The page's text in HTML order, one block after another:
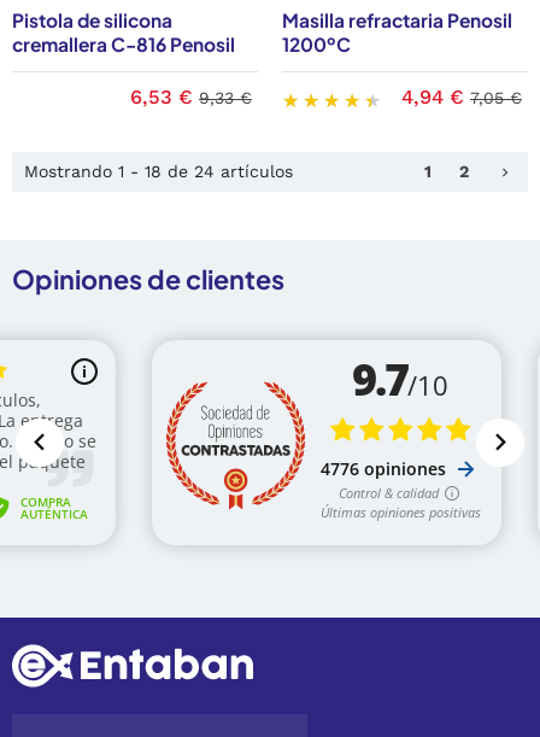
Pistola de silicona
cremallera C-816 Penosil
6,53 € 9,33 €
Masilla refractaria Penosil
1200ºC
4,94 € 7,05 €
Mostrando 1 - 18 de 24 artículos 1 2 keyboard_arrow_right
Opiniones de clientes